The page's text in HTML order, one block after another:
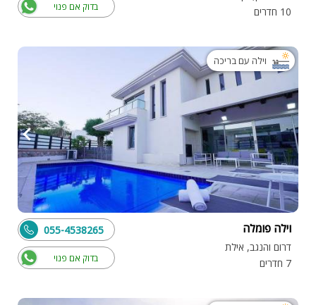
10 חדרים
בדוק אם פנוי
וילה עם בריכה
וילה פומלה
דרום והנגב, אילת
7 חדרים
בדוק אם פנוי
055-4538265